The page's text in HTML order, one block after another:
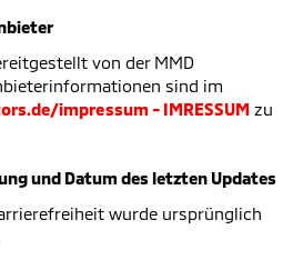
von der MMD
sind im
impressum - IMRESSUM zu
und Datum des letzten Updates
wurde ursprünglich